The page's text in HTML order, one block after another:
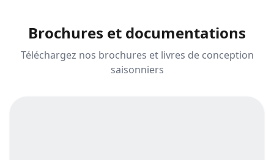
Brochures et documentations
Téléchargez nos brochures et livres de conception
saisonniers